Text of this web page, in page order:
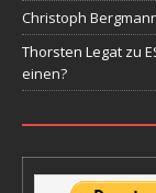
Christoph
Thorsten Legat zu
einen?